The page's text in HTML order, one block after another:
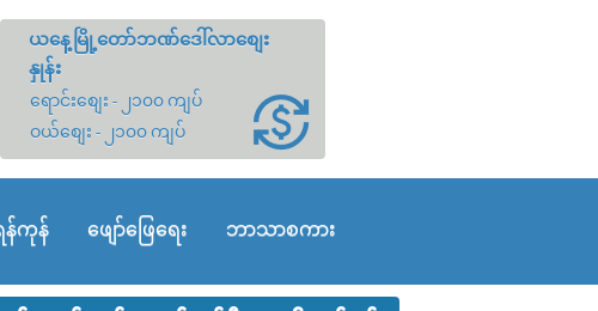
ယနေ့မြို့တော်ဘဏ်ဒေါ်လာစျေး
နှုန်း
ရောင်းစျေး - ၂၁၀၀ ကျပ်
ဝယ်စျေး - ၂၁၀၀ ကျပ်
န်ကုန် ဖျော်ဖြေရေး ဘာသာစကား